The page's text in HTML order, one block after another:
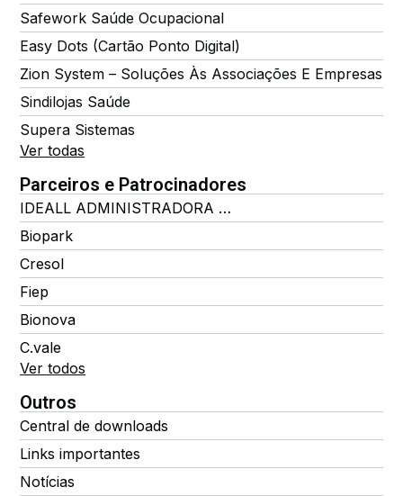
Safework Saúde Ocupacional
Easy Dots (Cartão Ponto Digital)
Zion System – Soluções Às Associações E Empresas
Sindilojas Saúde
Supera Sistemas
Ver todas
Parceiros e Patrocinadores
IDEALL ADMINISTRADORA DE BENEFÍCIOS
Biopark
Cresol
Fiep
Bionova
C.vale
Ver todos
Outros
Central de downloads
Links importantes
Notícias